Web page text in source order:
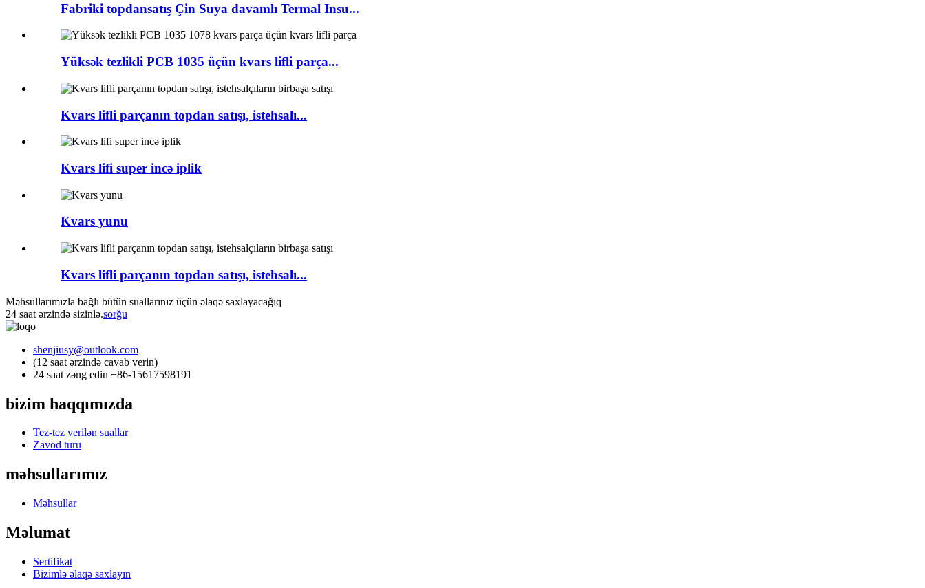
Fabriki topdansatış Çin Suya davamlı Termal Insu...
Yüksək tezlikli PCB 1035 üçün kvars lifli parça...
Kvars lifli parçanın topdan satışı, istehsalı...
Kvars lifi super incə iplik
Kvars yunu
Kvars lifli parçanın topdan satışı, istehsalı...
Məhsullarımızla bağlı bütün suallarınız üçün əlaqə saxlayacağıq
24 saat ərzində sizinlə.sorğu
shenjiusy@outlook.com
(12 saat ərzində cavab verin)
24 saat zəng edin +86-15617598191
bizim haqqımızda
Tez-tez verilən suallar
Zavod turu
məhsullarımız
Məhsullar
Məlumat
Sertifikat
Bizimlə əlaqə saxlayın